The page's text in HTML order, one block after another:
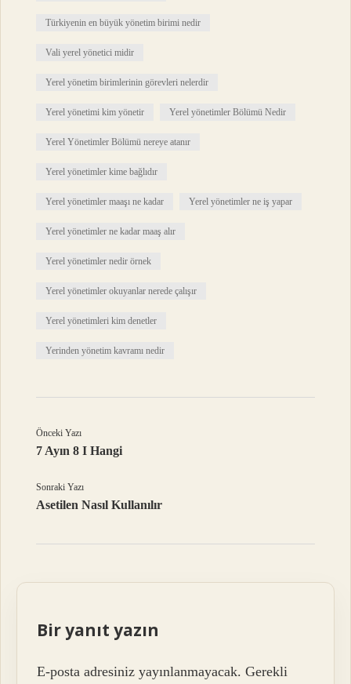
Türkiyenin en büyük yönetim birimi nedir
Vali yerel yönetici midir
Yerel yönetim birimlerinin görevleri nelerdir
Yerel yönetimi kim yönetir Yerel yönetimler Bölümü Nedir
Yerel Yönetimler Bölümü nereye atanır
Yerel yönetimler kime bağlıdır
Yerel yönetimler maaşı ne kadar Yerel yönetimler ne iş yapar
Yerel yönetimler ne kadar maaş alır
Yerel yönetimler nedir örnek
Yerel yönetimler okuyanlar nerede çalışır
Yerel yönetimleri kim denetler
Yerinden yönetim kavramı nedir
Önceki Yazı
7 Ayın 8 I Hangi
Sonraki Yazı
Asetilen Nasıl Kullanılır
Bir yanıt yazın
E-posta adresiniz yayınlanmayacak. Gerekli